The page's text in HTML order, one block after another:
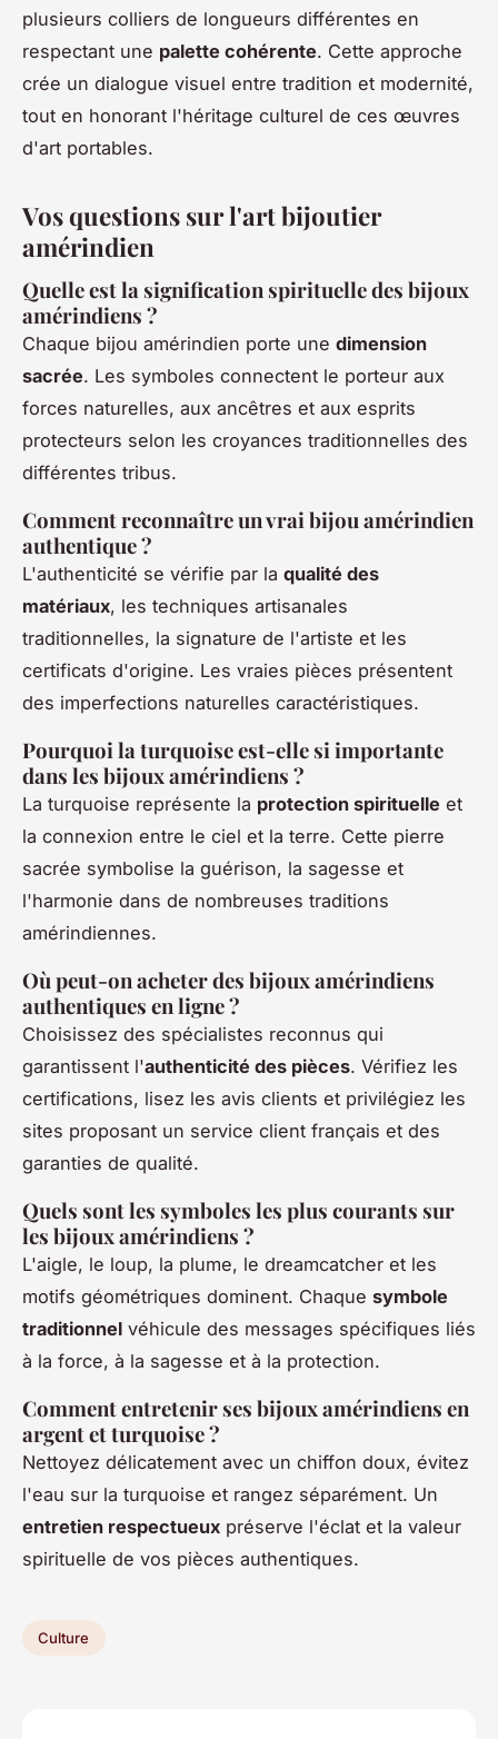
plusieurs colliers de longueurs différentes en
respectant une palette cohérente. Cette approche
crée un dialogue visuel entre tradition et modernité,
tout en honorant l'héritage culturel de ces œuvres
d'art portables.
Vos questions sur l'art bijoutier
amérindien
Quelle est la signification spirituelle des bijoux
amérindiens ?
Chaque bijou amérindien porte une dimension
sacrée. Les symboles connectent le porteur aux
forces naturelles, aux ancêtres et aux esprits
protecteurs selon les croyances traditionnelles des
différentes tribus.
Comment reconnaître un vrai bijou amérindien
authentique ?
L'authenticité se vérifie par la qualité des
matériaux, les techniques artisanales
traditionnelles, la signature de l'artiste et les
certificats d'origine. Les vraies pièces présentent
des imperfections naturelles caractéristiques.
Pourquoi la turquoise est-elle si importante
dans les bijoux amérindiens ?
La turquoise représente la protection spirituelle et
la connexion entre le ciel et la terre. Cette pierre
sacrée symbolise la guérison, la sagesse et
l'harmonie dans de nombreuses traditions
amérindiennes.
Où peut-on acheter des bijoux amérindiens
authentiques en ligne ?
Choisissez des spécialistes reconnus qui
garantissent l'authenticité des pièces. Vérifiez les
certifications, lisez les avis clients et privilégiez les
sites proposant un service client français et des
garanties de qualité.
Quels sont les symboles les plus courants sur
les bijoux amérindiens ?
L'aigle, le loup, la plume, le dreamcatcher et les
motifs géométriques dominent. Chaque symbole
traditionnel véhicule des messages spécifiques liés
à la force, à la sagesse et à la protection.
Comment entretenir ses bijoux amérindiens en
argent et turquoise ?
Nettoyez délicatement avec un chiffon doux, évitez
l'eau sur la turquoise et rangez séparément. Un
entretien respectueux préserve l'éclat et la valeur
spirituelle de vos pièces authentiques.
Culture